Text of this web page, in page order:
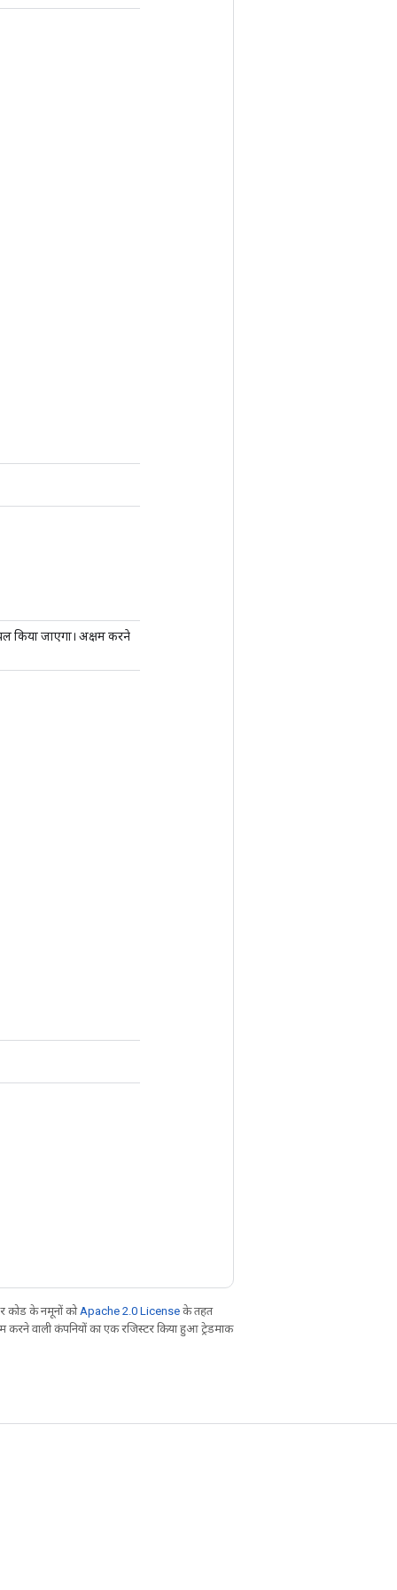
किया जाएगा। अक्षम करने
कोड के नमूनों को Apache 2.0 License के तहत
वाली कंपनियों का एक रजिस्टर किया हुआ ट्रेडमार्क